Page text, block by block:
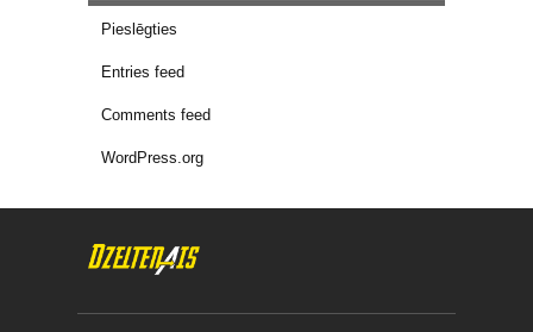
Pieslēgties
Entries feed
Comments feed
WordPress.org